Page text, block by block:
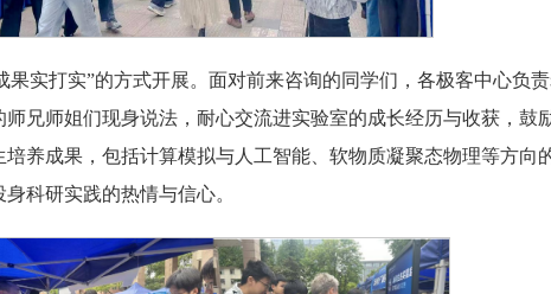
实打实”的方式开展。面对前来咨询的同学们，各极客中心负
兄师姐们现身说法，耐心交流进实验室的成长经历与收获，鼓
培养成果，包括计算模拟与人工智能、软物质凝聚态物理等方向
科研实践的热情与信心。